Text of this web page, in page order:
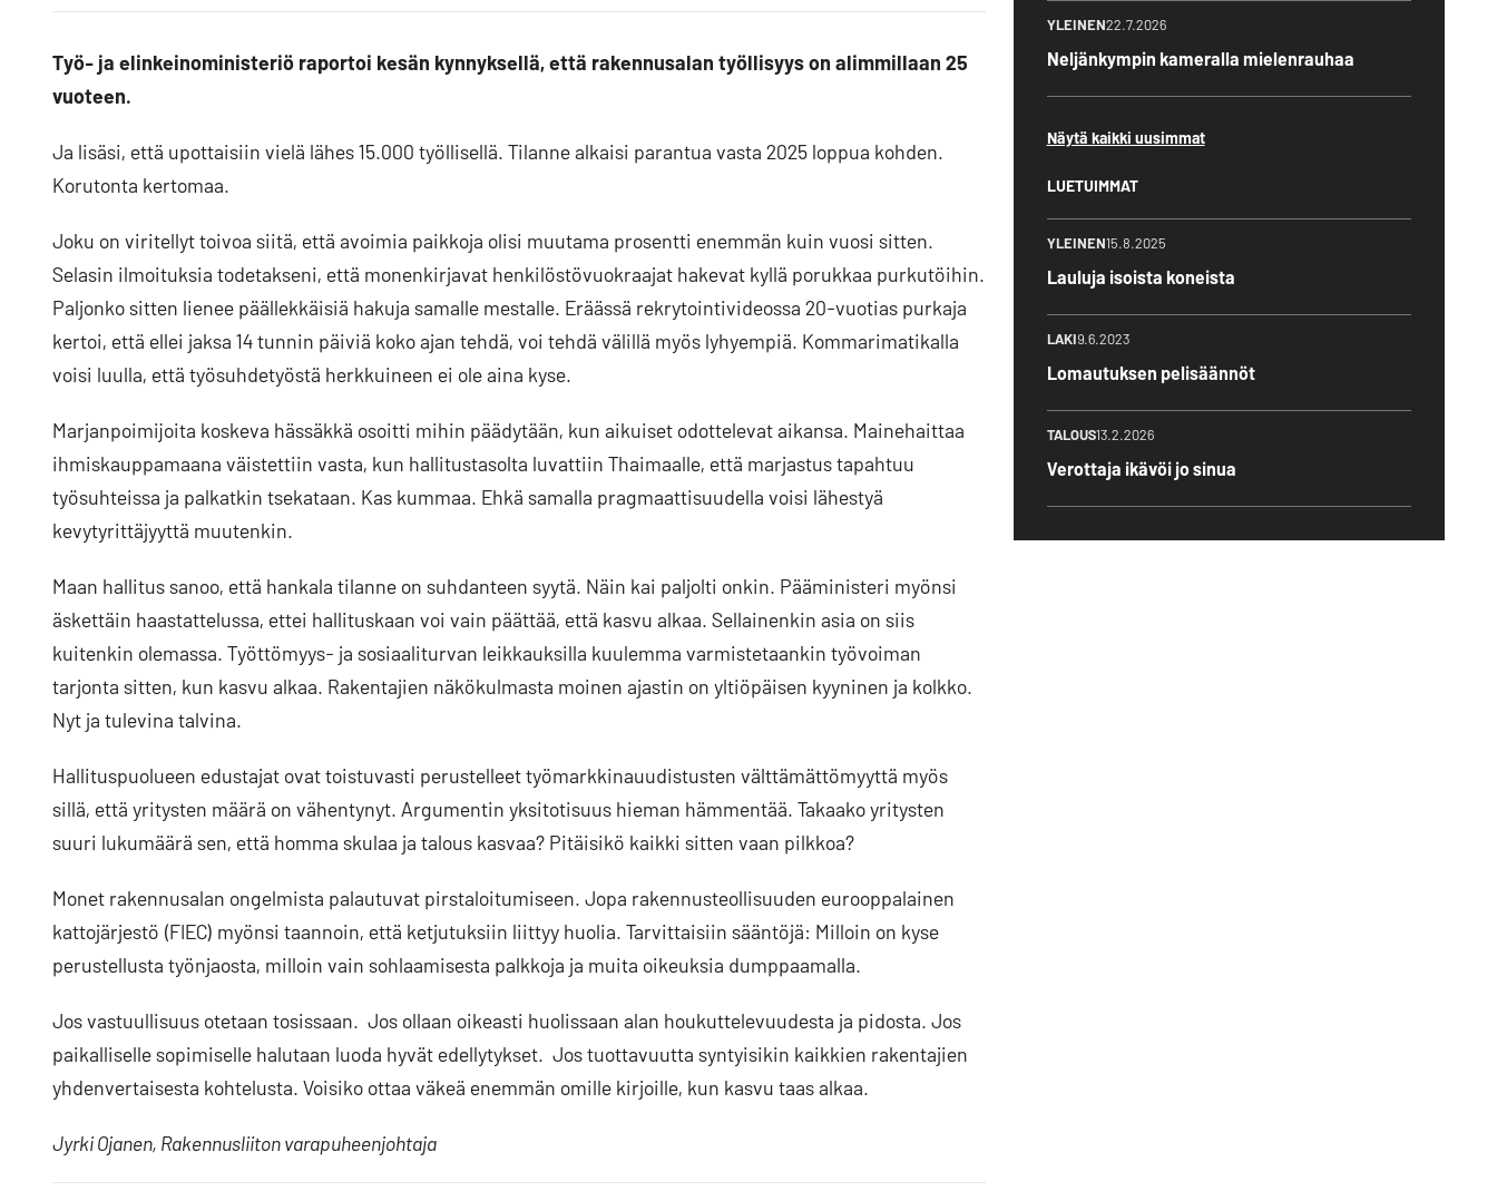
Työ- ja elinkeinoministeriö raportoi kesän kynnyksellä, että rakennusalan työllisyys on alimmillaan 25
vuoteen.
Ja lisäsi, että upottaisiin vielä lähes 15.000 työllisellä. Tilanne alkaisi parantua vasta 2025 loppua kohden.
Korutonta kertomaa.
Joku on viritellyt toivoa siitä, että avoimia paikkoja olisi muutama prosentti enemmän kuin vuosi sitten.
Selasin ilmoituksia todetakseni, että monenkirjavat henkilöstövuokraajat hakevat kyllä porukkaa purkutöihin.
Paljonko sitten lienee päällekkäisiä hakuja samalle mestalle. Eräässä rekrytointivideossa 20-vuotias purkaja
kertoi, että ellei jaksa 14 tunnin päiviä koko ajan tehdä, voi tehdä välillä myös lyhyempiä. Kommarimatikalla
voisi luulla, että työsuhdetyöstä herkkuineen ei ole aina kyse.
Marjanpoimijoita koskeva hässäkkä osoitti mihin päädytään, kun aikuiset odottelevat aikansa. Mainehaittaa
ihmiskauppamaana väistettiin vasta, kun hallitustasolta luvattiin Thaimaalle, että marjastus tapahtuu
työsuhteissa ja palkatkin tsekataan. Kas kummaa. Ehkä samalla pragmaattisuudella voisi lähestyä
kevytyrittäjyyttä muutenkin.
Maan hallitus sanoo, että hankala tilanne on suhdanteen syytä. Näin kai paljolti onkin. Pääministeri myönsi
äskettäin haastattelussa, ettei hallituskaan voi vain päättää, että kasvu alkaa. Sellainenkin asia on siis
kuitenkin olemassa. Työttömyys- ja sosiaaliturvan leikkauksilla kuulemma varmistetaankin työvoiman
tarjonta sitten, kun kasvu alkaa. Rakentajien näkökulmasta moinen ajastin on yltiöpäisen kyyninen ja kolkko.
Nyt ja tulevina talvina.
Hallituspuolueen edustajat ovat toistuvasti perustelleet työmarkkinauudistusten välttämättömyyttä myös
sillä, että yritysten määrä on vähentynyt. Argumentin yksitotisuus hieman hämmentää. Takaako yritysten
suuri lukumäärä sen, että homma skulaa ja talous kasvaa? Pitäisikö kaikki sitten vaan pilkkoa?
Monet rakennusalan ongelmista palautuvat pirstaloitumiseen. Jopa rakennusteollisuuden eurooppalainen
kattojärjestö (FIEC) myönsi taannoin, että ketjutuksiin liittyy huolia. Tarvittaisiin sääntöjä: Milloin on kyse
perustellusta työnjaosta, milloin vain sohlaamisesta palkkoja ja muita oikeuksia dumppaamalla.
Jos vastuullisuus otetaan tosissaan. Jos ollaan oikeasti huolissaan alan houkuttelevuudesta ja pidosta. Jos
paikalliselle sopimiselle halutaan luoda hyvät edellytykset. Jos tuottavuutta syntyisikin kaikkien rakentajien
yhdenvertaisesta kohtelusta. Voisiko ottaa väkeä enemmän omille kirjoille, kun kasvu taas alkaa.
Jyrki Ojanen, Rakennusliiton varapuheenjohtaja
YLEINEN22.7.2026
Neljänkympin kameralla mielenrauhaa
Näytä kaikki uusimmat
LUETUIMMAT
YLEINEN15.8.2025
Lauluja isoista koneista
LAKI9.6.2023
Lomautuksen pelisäännöt
TALOUS13.2.2026
Verottaja ikävöi jo sinua